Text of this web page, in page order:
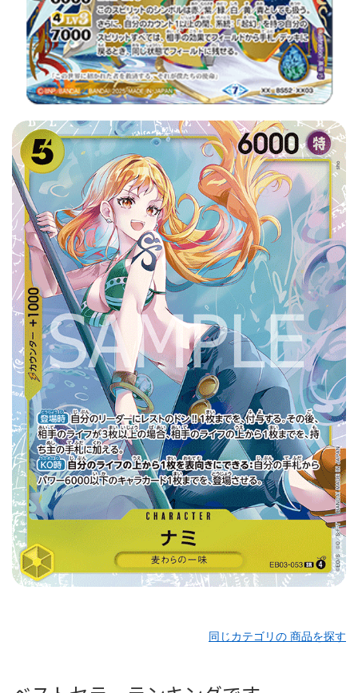
同じカテゴリの 商品を探す